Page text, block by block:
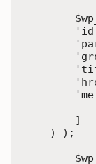
        ]
    ) );